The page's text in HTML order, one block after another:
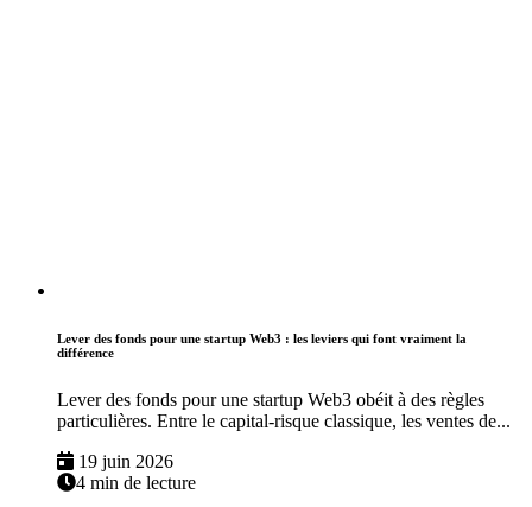
Lever des fonds pour une startup Web3 : les leviers qui font vraiment la
différence
Lever des fonds pour une startup Web3 obéit à des règles
particulières. Entre le capital-risque classique, les ventes de...
19 juin 2026
4 min de lecture